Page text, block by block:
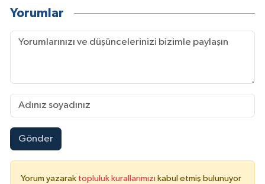
Yorumlar
Gönder
Yorum yazarak topluluk kurallarımızı kabul etmiş bulunuyor